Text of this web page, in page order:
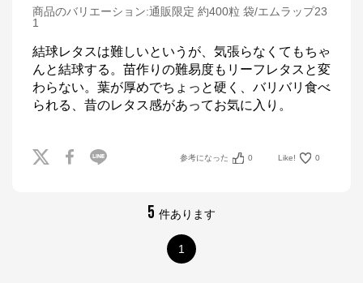
商品のバリエーション:通販限定 約400粒 袋/エムラップ23
1
結球レタスは難しいというが、気張らなくてもちゃ
んと結球する。苗作りの難易度もリーフレタスと変
わらない。葉が厚めでちょっと硬く、バリバリ食べ
られる、昔のレタス感があってお気に入り。
参考になった 0 Like! 0
5 件あります
1
サカタのタネ オンラインショップ